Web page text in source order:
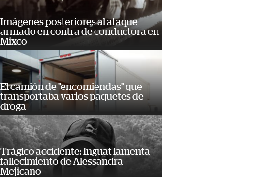
Imágenes posteriores al ataque
armado en contra de conductora en
Mixco
El camión de "encomiendas" que
transportaba varios paquetes de
droga
Trágico accidente: Inguat lamenta
fallecimiento de Alessandra
Mejicano